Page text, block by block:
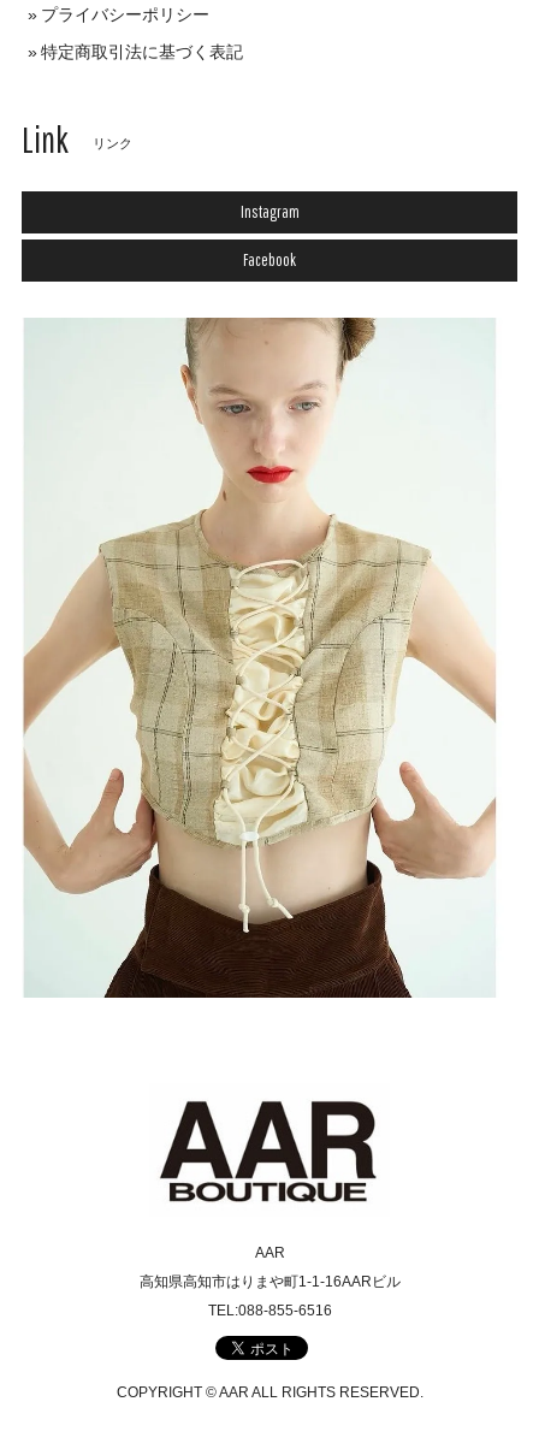
プライバシーポリシー
特定商取引法に基づく表記
Link リンク
Instagram
Facebook
AAR
高知県高知市はりまや町1-1-16AARビル
TEL:088-855-6516
COPYRIGHT © AAR ALL RIGHTS RESERVED.